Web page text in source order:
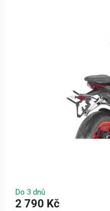
Do 3 dnů
2 790 Kč